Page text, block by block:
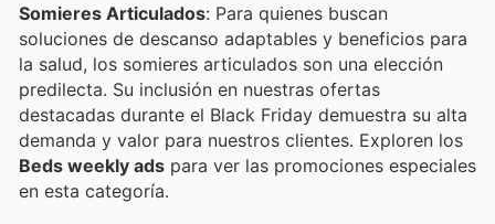
Somieres Articulados: Para quienes buscan
soluciones de descanso adaptables y beneficios para
la salud, los somieres articulados son una elección
predilecta. Su inclusión en nuestras ofertas
destacadas durante el Black Friday demuestra su alta
demanda y valor para nuestros clientes. Exploren los
Beds weekly ads para ver las promociones especiales
en esta categoría.